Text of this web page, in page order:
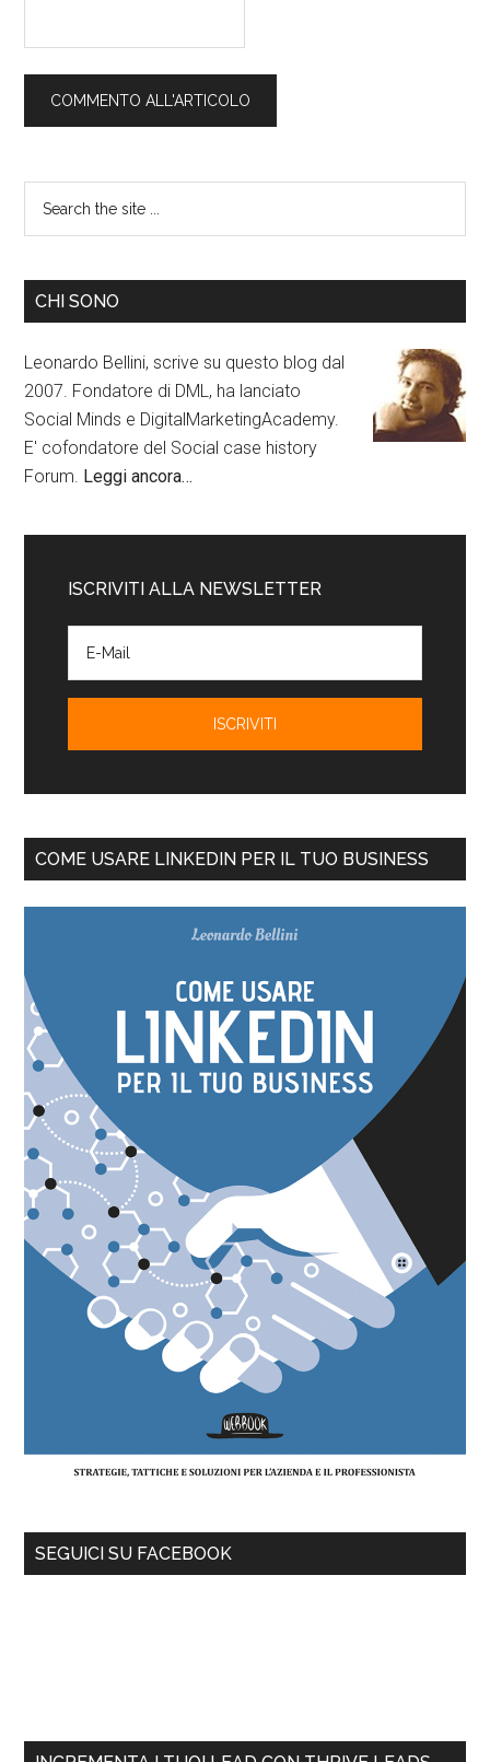
CHI SONO
Leonardo Bellini, scrive su questo blog dal
2007. Fondatore di DML, ha lanciato
Social Minds e DigitalMarketingAcademy.
E' cofondatore del Social case history
Forum. Leggi ancora…
ISCRIVITI ALLA NEWSLETTER
COME USARE LINKEDIN PER IL TUO BUSINESS
SEGUICI SU FACEBOOK